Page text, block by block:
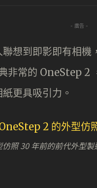
- 廣告 -
想到即影即有相
非常的 OneStep 2
更具吸引力。
照 30 年前的前代外型製